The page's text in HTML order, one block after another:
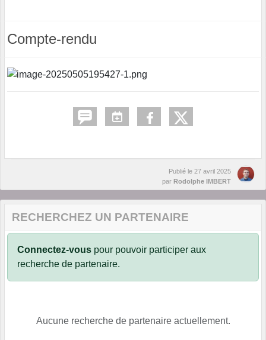
Compte-rendu
Publié le 27 avril 2025
par Rodolphe IMBERT
RECHERCHEZ UN PARTENAIRE
Connectez-vous pour pouvoir participer aux
recherche de partenaire.
Aucune recherche de partenaire actuellement.